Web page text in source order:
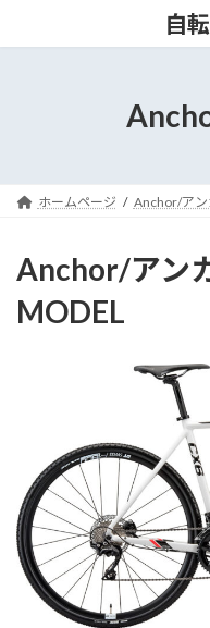
ッ
移
自
ホームページ Anchor/アン
Anchor/アン
MODEL